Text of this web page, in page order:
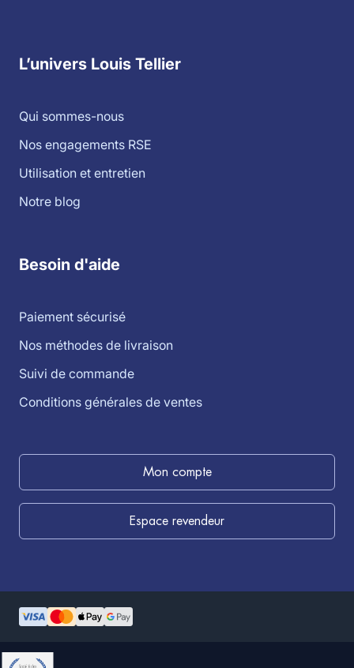
L’univers Louis Tellier
Qui sommes-nous
Nos engagements RSE
Utilisation et entretien
Notre blog
Besoin d'aide
Paiement sécurisé
Nos méthodes de livraison
Suivi de commande
Conditions générales de ventes
Mon compte
Espace revendeur